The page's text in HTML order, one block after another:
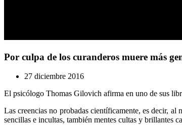
Por culpa de los curanderos muere más
27 diciembre 2016
El psicólogo Thomas Gilovich afirma en uno de sus
Las creencias no probadas científicamente, es decir,
sencillas e incultas, también mentes cultas y brillantes